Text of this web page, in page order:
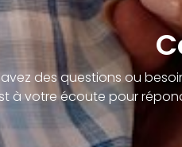
des questions ou
à votre écoute pour